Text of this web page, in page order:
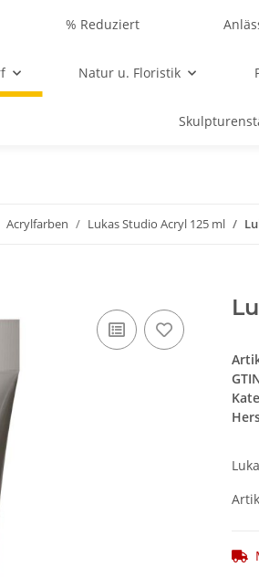
% Reduziert
Natur u. Floristik
Acrylfarben Lukas Studio Acryl 125 ml